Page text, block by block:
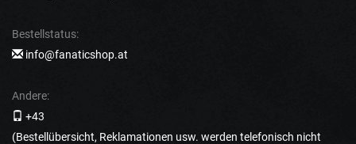
Bestellstatus:
info@fanaticshop.at
Andere:
+43
(Bestellübersicht, Reklamationen usw. werden telefonisch nicht